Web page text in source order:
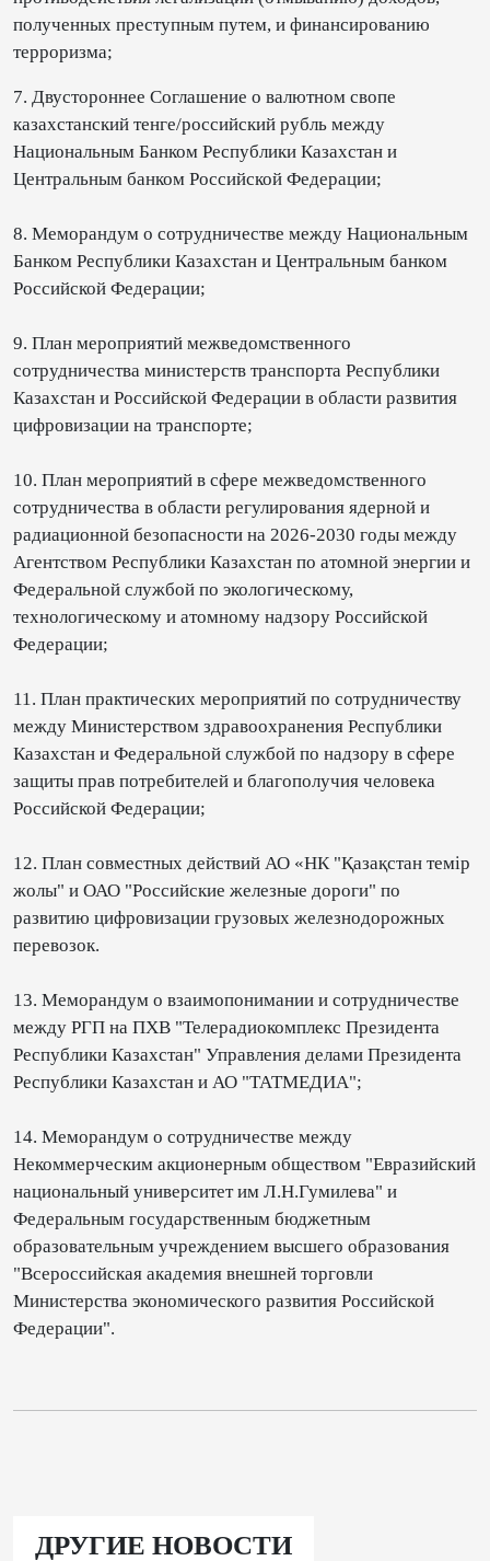
полученных преступным путем, и финансированию
терроризма;
7. Двустороннее Соглашение о валютном свопе
казахстанский тенге/российский рубль между
Национальным Банком Республики Казахстан и
Центральным банком Российской Федерации;
8. Меморандум о сотрудничестве между Национальным
Банком Республики Казахстан и Центральным банком
Российской Федерации;
9. План мероприятий межведомственного
сотрудничества министерств транспорта Республики
Казахстан и Российской Федерации в области развития
цифровизации на транспорте;
10. План мероприятий в сфере межведомственного
сотрудничества в области регулирования ядерной и
радиационной безопасности на 2026-2030 годы между
Агентством Республики Казахстан по атомной энергии и
Федеральной службой по экологическому,
технологическому и атомному надзору Российской
Федерации;
11. План практических мероприятий по сотрудничеству
между Министерством здравоохранения Республики
Казахстан и Федеральной службой по надзору в сфере
защиты прав потребителей и благополучия человека
Российской Федерации;
12. План совместных действий АО «НК "Қазақстан темір
жолы" и ОАО "Российские железные дороги" по
развитию цифровизации грузовых железнодорожных
перевозок.
13. Меморандум о взаимопонимании и сотрудничестве
между РГП на ПХВ "Телерадиокомплекс Президента
Республики Казахстан" Управления делами Президента
Республики Казахстан и АО "ТАТМЕДИА";
14. Меморандум о сотрудничестве между
Некоммерческим акционерным обществом "Евразийский
национальный университет им Л.Н.Гумилева" и
Федеральным государственным бюджетным
образовательным учреждением высшего образования
"Всероссийская академия внешней торговли
Министерства экономического развития Российской
Федерации".
ДРУГИЕ НОВОСТИ